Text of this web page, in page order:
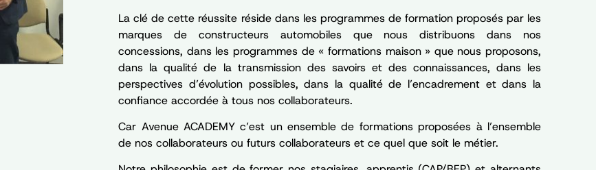
La clé de cette réussite réside dans les programmes de formation proposés par les
marques de constructeurs automobiles que nous distribuons dans nos
concessions, dans les programmes de « formations maison » que nous proposons,
dans la qualité de la transmission des savoirs et des connaissances, dans les
perspectives d’évolution possibles, dans la qualité de l’encadrement et dans la
confiance accordée à tous nos collaborateurs.
Car Avenue ACADEMY c’est un ensemble de formations proposées à l’ensemble
de nos collaborateurs ou futurs collaborateurs et ce quel que soit le métier.